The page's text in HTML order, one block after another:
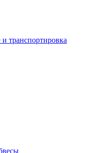
транспортировка